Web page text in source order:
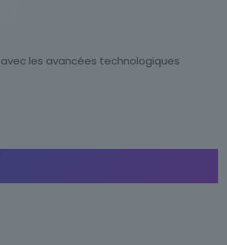
les avancées technologiques